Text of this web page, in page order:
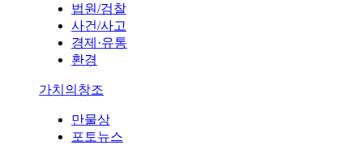
법원/검찰
사건/사고
경제·유통
환경
가치의창조
만물상
포토뉴스